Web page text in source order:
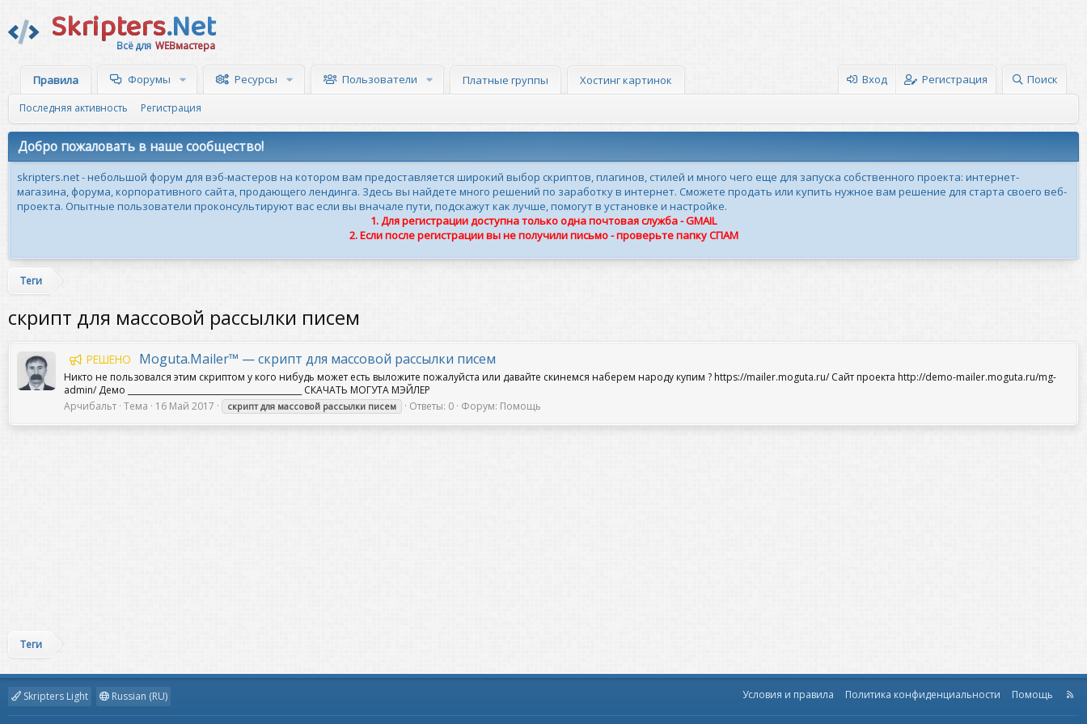
Skripters.Net
Всё для WEBмастера
Правила Форумы Ресурсы Пользователи Платные группы Хостинг картинок Вход Регистрация Поиск
Последняя активность Регистрация
Добро пожаловать в наше сообщество!
skripters.net - небольшой форум для вэб-мастеров на котором вам предоставляется широкий выбор скриптов, плагинов, стилей и много чего еще для запуска собственного проекта: интернет-
магазина, форума, корпоративного сайта, продающего лендинга. Здесь вы найдете много решений по заработку в интернет. Сможете продать или купить нужное вам решение для старта своего веб-
проекта. Опытные пользователи проконсультируют вас если вы вначале пути, подскажут как лучше, помогут в установке и настройке.
1. Для регистрации доступна только одна почтовая служба - GMAIL
2. Если после регистрации вы не получили письмо - проверьте папку СПАМ
Теги
скрипт для массовой рассылки писем
РЕШЕНО Moguta.Mailer™ — скрипт для массовой рассылки писем
Никто не пользовался этим скриптом у кого нибудь может есть выложите пожалуйста или давайте скинемся наберем народу купим ? https://mailer.moguta.ru/ Сайт проекта http://demo-mailer.moguta.ru/mg-
admin/ Демо ___________________________________________ СКАЧАТЬ МОГУТА МЭЙЛЕР
Арчибальт Тема 16 Май 2017 скрипт для массовой рассылки писем Ответы: 0 Форум: Помощь
Теги
Skripters Light Russian (RU) Условия и правила Политика конфиденциальности Помощь
R